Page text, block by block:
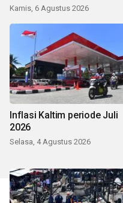
Kamis, 6 Agustus 2026
Inflasi Kaltim periode Juli
2026
Selasa, 4 Agustus 2026